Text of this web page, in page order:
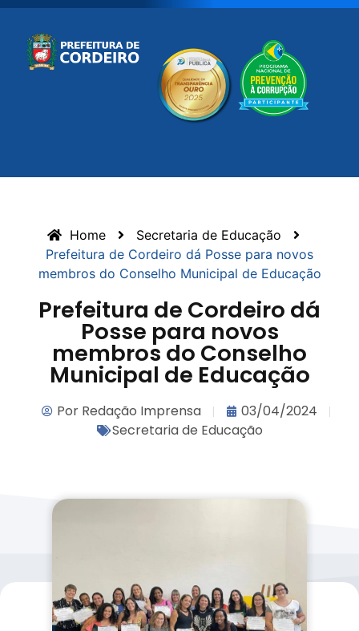
Home
Secretaria de Educação
Prefeitura de Cordeiro dá Posse para novos
membros do Conselho Municipal de Educação
Prefeitura de Cordeiro dá
Posse para novos
membros do Conselho
Municipal de Educação
PorRedação Imprensa
03/04/2024
Secretaria de Educação